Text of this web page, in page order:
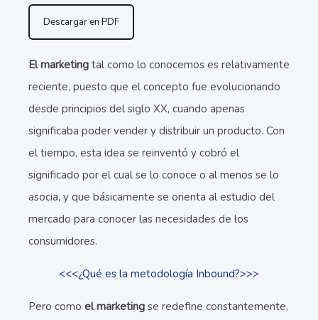
Descargar en PDF
El marketing tal como lo conocemos es relativamente
reciente, puesto que el concepto fue evolucionando
desde principios del siglo XX, cuando apenas
significaba poder vender y distribuir un producto. Con
el tiempo, esta idea se reinventó y cobró el
significado por el cual se lo conoce o al menos se lo
asocia, y que básicamente se orienta al estudio del
mercado para conocer las necesidades de los
consumidores.
<<<¿Qué es la metodología Inbound?>>>
Pero como el marketing se redefine constantemente,